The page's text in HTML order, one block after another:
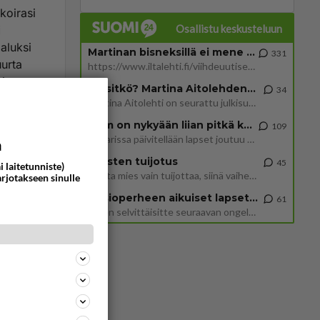
tavat
Jos
Osallistu keskusteluun
Martinan bisneksillä ei mene hyvin
https://www.iltalehti.fi/viihdeuutiset/a/c46da6ab-340f-4790-aaa7-0865eed2336 Yrityksen konkurssihakemus on tullut kärä
331
Tiesitkö? Martina Aitolehden isäpuoli on tämä suosittu laulaja
Martina Aitolehti on seurattu julkisuuden henkilö. Lähipiiriin mahtuu muitakin tunnettuja henkilöitä. Tiesitkö, että Ma
34
2 km on nykyään liian pitkä koulumatka
Hesarissa päivitellään lapset joutuu nyt kulkemaan 2 km kouluun jösses. Ruostefillarilla tuo matka menee vaikka miten äk
109
Miesten tuijotus
Mutta mies vain tuijottaa, siinä vaiheessa käännän itse pään pois. Mikä juttu? Yleensä jos joku tuijottaa tai katsoo, hä
45
Uusioperheen aikuiset lapset tyhjentää jääkaapin käydessään
Miten selvittäisitte seuraavan ongelman, meillä on uusioperhe, minulla teini-ikäiset lapset ja puolisolla aikuiset, jotk
61
laitetunniste)
sinulle